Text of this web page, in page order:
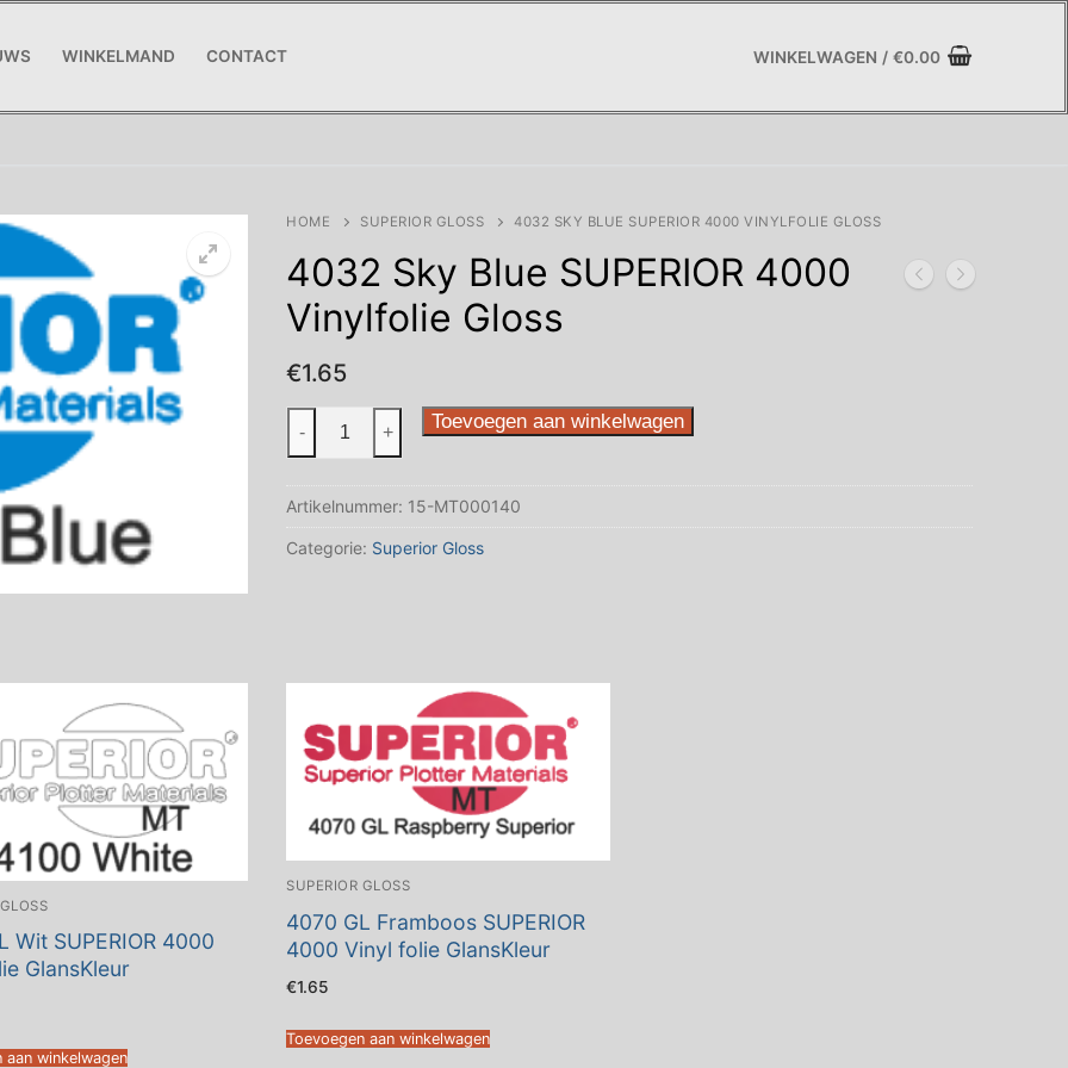
WINKELMAND CONTACT WINKELWAGEN / €0.00
HOME SUPERIOR GLOSS 4032 SKY BLUE SUPERIOR 4000 VINYLFOLIE GLOSS
4032 Sky Blue SUPERIOR 4000
Vinylfolie Gloss
€1.65
SUPERIOR
4000
- + Toevoegen aan winkelwagen
Artikelnummer: 15-MT000140
Categorie: Superior Gloss
Wit SUPERIOR 4000
GlansKleur
aan winkelwagen
SUPERIOR GLOSS
4070 GL Framboos SUPERIOR
4000 Vinyl folie GlansKleur
€1.65
Toevoegen aan winkelwagen